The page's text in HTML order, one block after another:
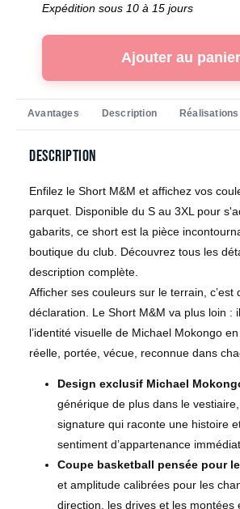
Expédition sous 10 à 15 jours
Ajouter au panier
Avantages Description Réalisations
Description
Enfilez le Short M&M et affichez vos
parquet. Disponible du S au 3XL pour
gabarits, ce short est la pièce
boutique du club. Découvrez tous les
description complète.
Afficher ses couleurs sur le terrain, c’est
déclaration. Le Short M&M va plus loin :
l’identité visuelle de Michael Mokongo
réelle, portée, vécue, reconnue dans
Design exclusif Michael
générique de plus dans le
signature qui raconte une histoire
sentiment d’appartenance
Coupe basketball pensée pour
et amplitude calibrées pour les
direction, les drives et les montées